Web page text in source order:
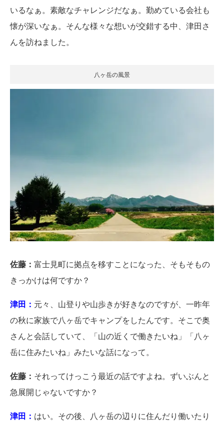
いるなぁ。素敵なチャレンジだなぁ。勤めている会社も
懐が深いなぁ。そんな様々な想いが交錯する中、津田さ
んを訪ねました。
八ヶ岳の風景
佐藤： 富士見町に拠点を移すことになった、そもそもの
きっかけは何ですか？
津田： 元々、山登りや山歩きが好きなのですが、一昨年
の秋に家族で八ヶ岳でキャンプをしたんです。そこで奥
さんと会話していて、「山の近くで働きたいね」「八ヶ
岳に住みたいね」みたいな話になって。
佐藤： それってけっこう最近の話ですよね。ずいぶんと
急展開じゃないですか？
津田： はい。その後、八ヶ岳の辺りに住んだり働いたり